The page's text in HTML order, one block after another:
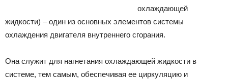
охлаждающей
жидкости) – один из основных элементов системы
охлаждения двигателя внутреннего сгорания.
Она служит для нагнетания охлаждающей жидкости в
системе, тем самым, обеспечивая ее циркуляцию и